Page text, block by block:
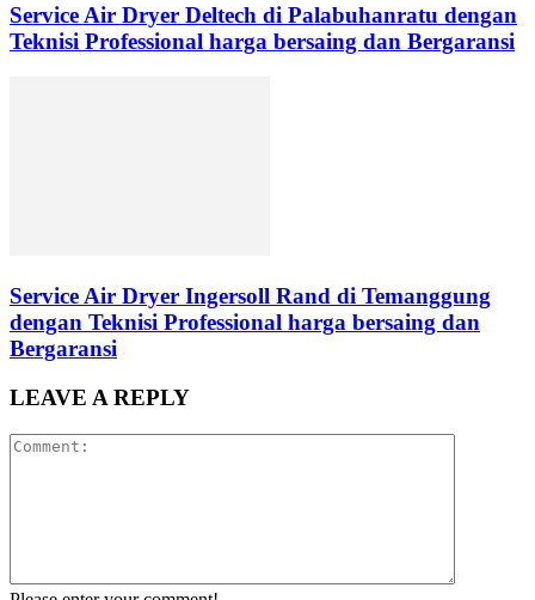
Service Air Dryer Deltech di Palabuhanratu dengan
Teknisi Professional harga bersaing dan Bergaransi
Service Air Dryer Ingersoll Rand di Temanggung
dengan Teknisi Professional harga bersaing dan
Bergaransi
LEAVE A REPLY